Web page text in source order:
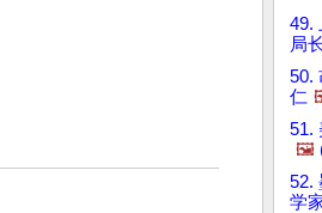
49.
局
50.
仁
51.
🖼️
52.
学